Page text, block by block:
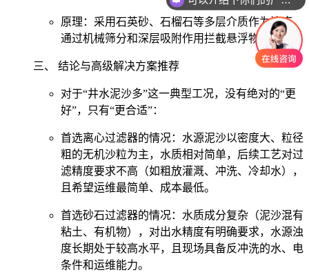
原理：采用石英砂、石榴石等多层介质作为滤床，
通过机械筛分和深层吸附作用拦截悬浮物。
三、 结论与高级解决方案推荐
对于“井水泥沙多”这一典型工况，没有绝对的“更
好”，只有“更合适”：
首选离心过滤器的情况：水源泥沙以密度大、粒径
粗的无机沙粒为主，水质相对简单，后续工艺对过
滤精度要求不高（如粗放灌溉、冲洗、冷却水），
且希望运维最简单、成本最低。
首选砂石过滤器的情况：水质成分复杂（泥沙混有
粘土、有机物），对出水精度有明确要求，水源浊
度长期处于较高水平，且现场具备反冲洗的水、电
条件和运维能力。